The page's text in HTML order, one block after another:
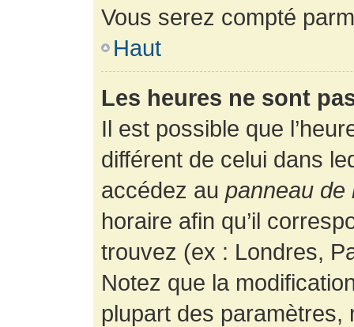
Vous serez compté
Haut
Les heures ne sont
Il est possible que
différent de celui dans
accédez au panneau de
horaire afin qu’il
trouvez (ex : Londres,
Notez que la
plupart des paramètres,